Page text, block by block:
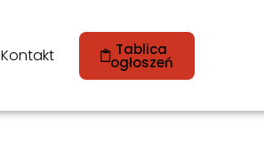
Kontakt Tablica
ogłoszeń